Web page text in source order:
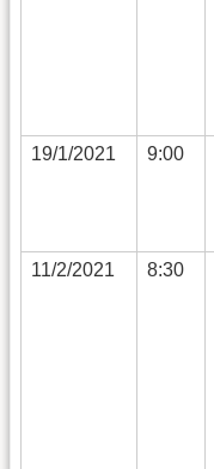
19/1/2021 9:00
11/2/2021
8:30